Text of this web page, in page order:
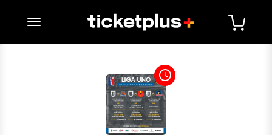
desplegar navegación
access_time